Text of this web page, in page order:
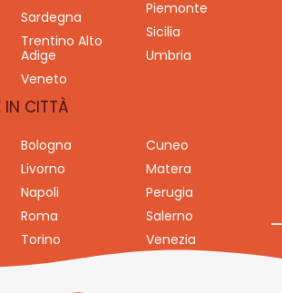
Piemonte
Sardegna
Sicilia
Trentino Alto
Adige
Umbria
Veneto
IN CITTÀ
Bologna
Cuneo
Livorno
Matera
Napoli
Perugia
Roma
Salerno
Torino Venezia